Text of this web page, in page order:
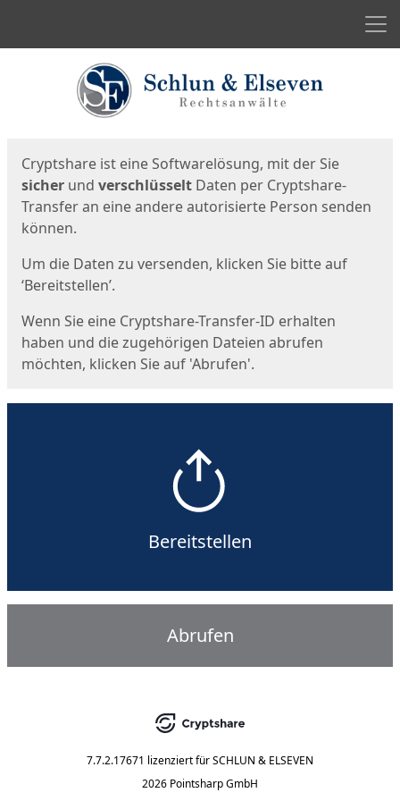
Cryptshare ist eine Softwarelösung, mit der Sie
sicher und verschlüsselt Daten per Cryptshare-
Transfer an eine andere autorisierte Person senden
können.
Um die Daten zu versenden, klicken Sie bitte auf
‘Bereitstellen’.
Wenn Sie eine Cryptshare-Transfer-ID erhalten
haben und die zugehörigen Dateien abrufen
möchten, klicken Sie auf 'Abrufen'.
Bereitstellen
Abrufen
7.7.2.17671 lizenziert fürSCHLUN & ELSEVEN
2026 Pointsharp GmbH